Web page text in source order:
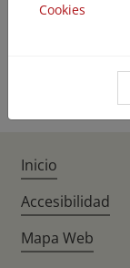
Cookies
Inicio
Accesibilidad
Mapa Web